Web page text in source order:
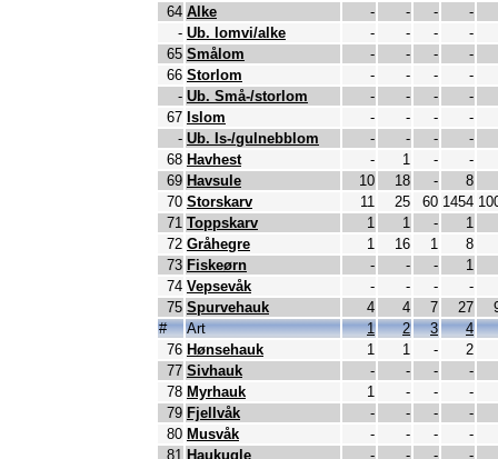
64 Alke - - -
-
- Ub. lomvi/alke - - -
-
65 Smålom - - -
-
66 Storlom - - -
-
- Ub. Små-/storlom - - -
-
67 Islom - - -
-
- Ub. Is-/gulnebblom - - -
-
68 Havhest - 1 -
-
69 Havsule 10 18 -
8
70 Storskarv 11 25 60 1454
71 Toppskarv 1 1 -
1
72 Gråhegre 1 16 1
8
73 Fiskeørn - - -
1
74 Vepsevåk - - -
-
75 Spurvehauk 4 4 7 27
#
Art 1 2 3
4
76 Hønsehauk 1 1 -
2
77 Sivhauk - - -
-
78 Myrhauk 1 - -
-
79 Fjellvåk - - -
-
80 Musvåk - - -
-
81 Haukugle - - - -